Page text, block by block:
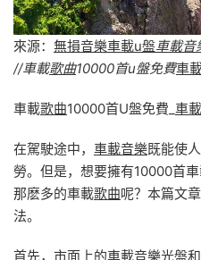
來源： 無損音樂車載u盤車載音
//車載歌曲10000首u盤免費車
車載歌曲10000首U盤免費_ 車
在駕駛途中， 車載音樂既能使
勞。但是，想要擁有10000首
那麽多的車載歌曲呢？本篇文
法。
首先，市面上的車載音樂光盤